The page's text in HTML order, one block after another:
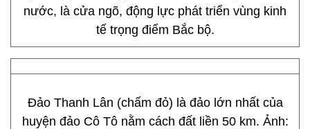
nước, là cửa ngõ, động lực phát triển vùng kinh
tế trọng điểm Bắc bộ.
Đảo Thanh Lân (chấm đỏ) là đảo lớn nhất của
huyện đảo Cô Tô nằm cách đất liền 50 km. Ảnh: